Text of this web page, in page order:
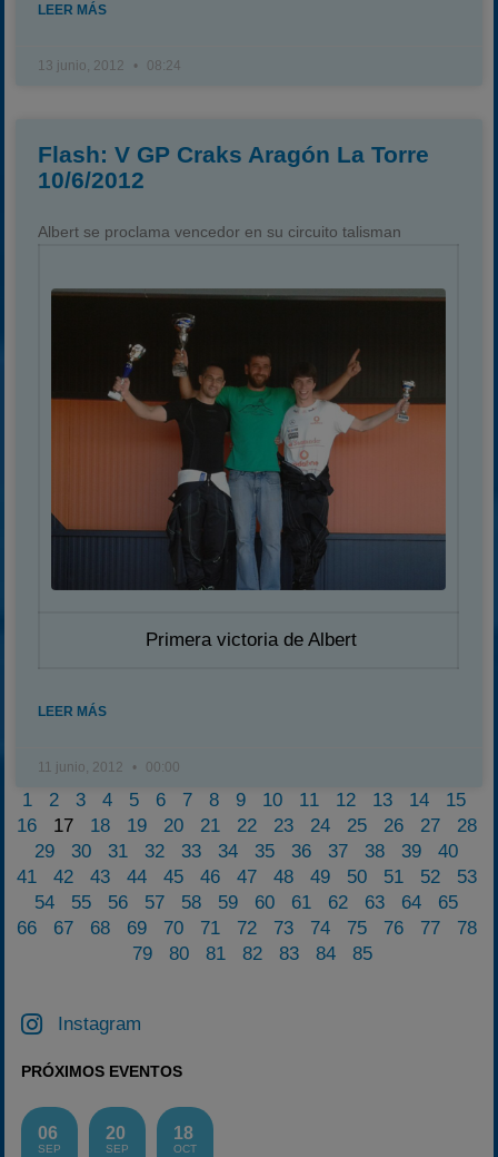
LEER MÁS
13 junio, 2012 08:24
Flash: V GP Craks Aragón La Torre
10/6/2012
Albert se proclama vencedor en su circuito talisman
Primera victoria de Albert
LEER MÁS
11 junio, 2012 00:00
1 2 3 4 5 6 7 8 9 10 11 12 13 14
15
16
17 18 19 20 21 22 23 24 25 26 27
28
29
30 31 32 33 34 35 36 37 38 39
40
41
42 43 44 45 46 47 48 49 50 51 52
53
54
55 56 57 58 59 60 61 62 63 64
65
66
67 68 69 70 71 72 73 74 75 76 77
78
79
80 81 82 83 84 85
Instagram
PRÓXIMOS EVENTOS
06
SEP
20
SEP
18
OCT